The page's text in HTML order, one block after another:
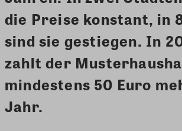
die Preise konstant, in
sind sie gestiegen. In
zahlt der
mindestens 50 Euro
Jahr.